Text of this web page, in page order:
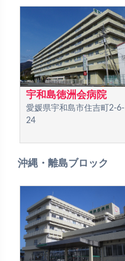
宇和島徳洲会病院
愛媛県宇和島市住吉町2-6-
24
沖縄・離島ブロック